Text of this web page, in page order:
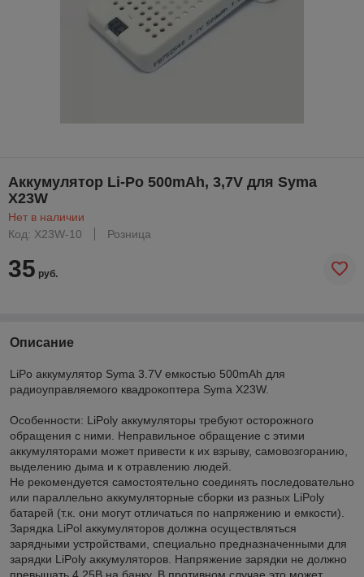
Аккумулятор Li-Po 500mAh, 3,7V для Syma
X23W
Нет в наличии
Код: X23W-10
Розница
35 руб.
Описание
LiPo аккумулятор Syma 3.7V емкостью 500mAh для
радиоуправляемого квадрокоптера Syma X23W.
Особенности: LiPoly аккумуляторы требуют осторожного
обращения с ними. Неправильное обращение с этими
аккумуляторами может привести к их взрыву, самовозгоранию,
выделению дыма и к отравлению людей.
Не рекомендуется самостоятельно соединять последовательно
или параллельно аккумуляторные сборки из разных LiPoly
батарей (т.к. они могут отличаться по напряжению и емкости).
Зарядка LiPol аккумуляторов должна осуществляться
зарядными устройствами, специально предназначенными для
зарядки LiPoly аккумуляторов. Напряжение зарядки не должно
превышать 4.25В на банку. В противном случае это может